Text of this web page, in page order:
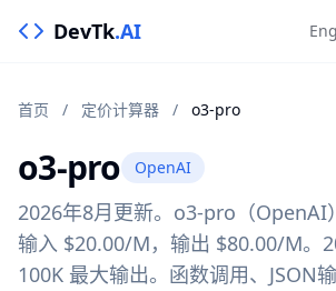
DevTk.AI
首页 / 定价计算器 / o3-pro
o3-pro OpenAI
2026年8月更新。o3-pro（OpenAI
输入 $20.00/M，输出 $80.00/M。
100K 最大输出。函数调用、JSON